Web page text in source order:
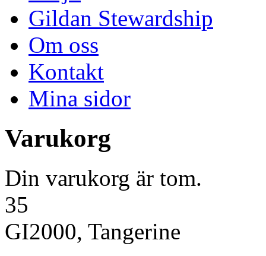
Gildan Stewardship
Om oss
Kontakt
Mina sidor
Varukorg
Din varukorg är tom.
35
GI2000, Tangerine